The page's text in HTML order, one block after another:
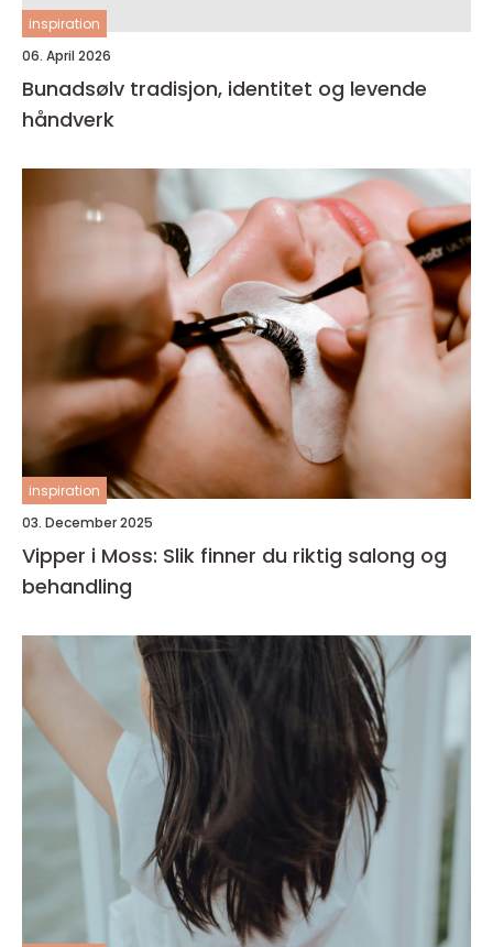
inspiration
06. April 2026
Bunadsølv tradisjon, identitet og levende
håndverk
inspiration
03. December 2025
Vipper i Moss: Slik finner du riktig salong og
behandling